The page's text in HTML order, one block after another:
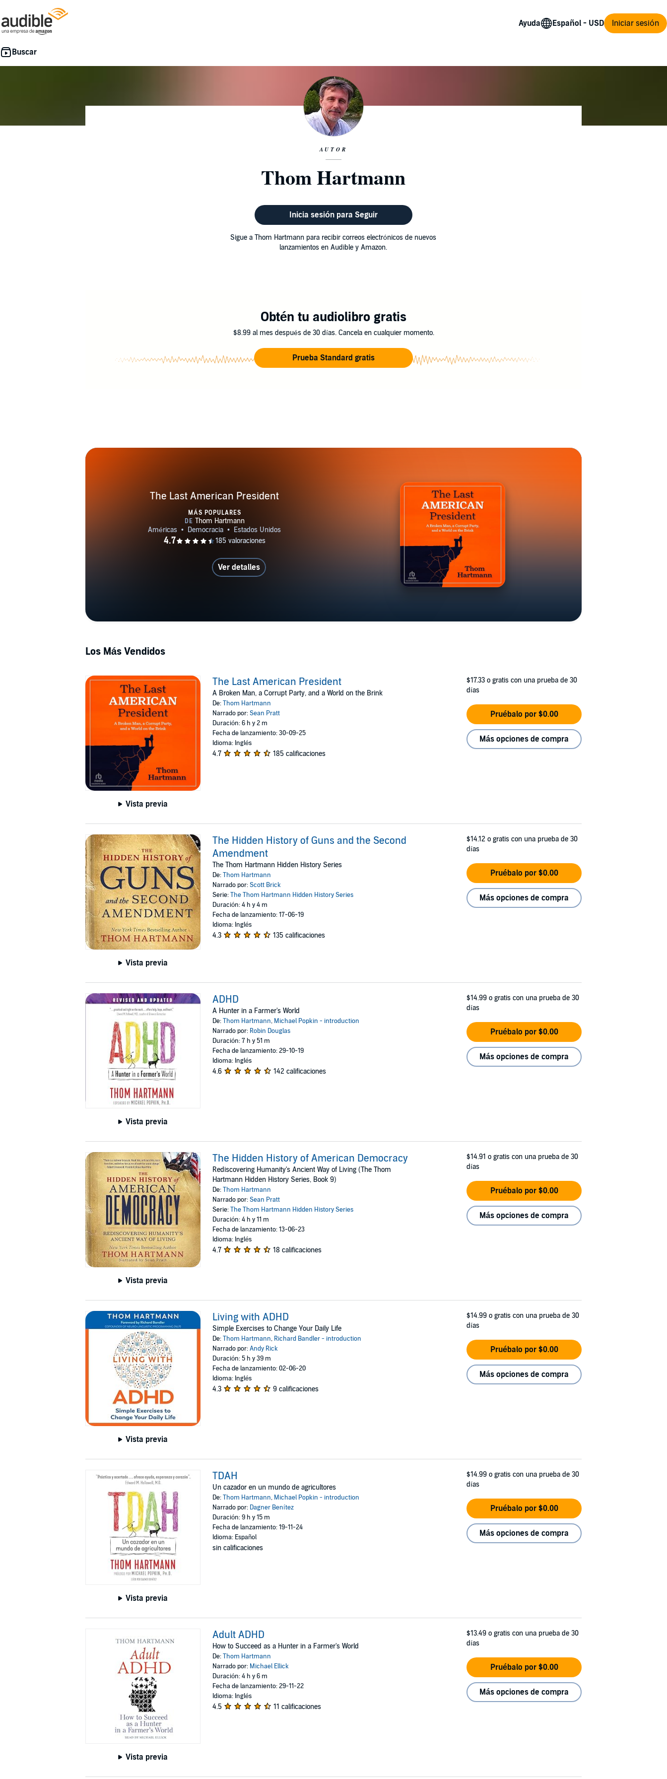
Ayuda Iniciar sesión
AUTOR
Thom Hartmann
Inicia sesión para Seguir
Sigue a Thom Hartmann para recibir correos electrónicos de nuevos
lanzamientos en Audible y Amazon.
Obtén tu audiolibro gratis
$8.99 al mes después de 30 días. Cancela en cualquier momento.
Prueba Standard gratis
The Last American President
MÁS POPULARES
Ver detalles
Los Más Vendidos
Vista previa
The Last American President
A Broken Man, a Corrupt Party, and a World on the Brink
De:Thom Hartmann
Narrado por:Sean Pratt
Duración: 6 h y 2 m
Fecha de lanzamiento: 30-09-25
Idioma: Inglés
4.7 185 calificaciones
$17.33 o gratis con una prueba de 30
días
Pruébalo por $0.00
Más opciones de compra
Vista previa
The Hidden History of Guns and the Second
Amendment
The Thom Hartmann Hidden History Series
De:Thom Hartmann
Narrado por:Scott Brick
Serie:The Thom Hartmann Hidden History Series
Duración: 4 h y 4 m
Fecha de lanzamiento: 17-06-19
Idioma: Inglés
4.3 135 calificaciones
$14.12 o gratis con una prueba de 30
días
Pruébalo por $0.00
Más opciones de compra
Vista previa
ADHD
A Hunter in a Farmer's World
De:Thom Hartmann, Michael Popkin - introduction
Narrado por: Robin Douglas
Duración: 7 h y 51 m
Fecha de lanzamiento: 29-10-19
Idioma: Inglés
4.6 142 calificaciones
$14.99 o gratis con una prueba de 30
días
Pruébalo por $0.00
Más opciones de compra
Vista previa
The Hidden History of American Democracy
Rediscovering Humanity's Ancient Way of Living (The Thom
Hartmann Hidden History Series, Book 9)
De:Thom Hartmann
Narrado por:Sean Pratt
Serie:The Thom Hartmann Hidden History Series
Duración: 4 h y 11 m
Fecha de lanzamiento: 13-06-23
Idioma: Inglés
4.7 18 calificaciones
$14.91 o gratis con una prueba de 30
días
Pruébalo por $0.00
Más opciones de compra
Vista previa
Living with ADHD
Simple Exercises to Change Your Daily Life
De:Thom Hartmann, Richard Bandler - introduction
Narrado por:Andy Rick
Duración: 5 h y 39 m
Fecha de lanzamiento: 02-06-20
Idioma: Inglés
4.3 9 calificaciones
$14.99 o gratis con una prueba de 30
días
Pruébalo por $0.00
Más opciones de compra
Vista previa
TDAH
Un cazador en un mundo de agricultores
De:Thom Hartmann, Michael Popkin - introduction
Narrado por: Dagner Benítez
Duración: 9 h y 15 m
Fecha de lanzamiento: 19-11-24
Idioma: Español
sin calificaciones
$14.99 o gratis con una prueba de 30
días
Pruébalo por $0.00
Más opciones de compra
Vista previa
Adult ADHD
How to Succeed as a Hunter in a Farmer's World
De:Thom Hartmann
Narrado por: Michael Ellick
Duración: 4 h y 6 m
Fecha de lanzamiento: 29-11-22
Idioma: Inglés
4.5 11 calificaciones
$13.49 o gratis con una prueba de 30
días
Pruébalo por $0.00
Más opciones de compra